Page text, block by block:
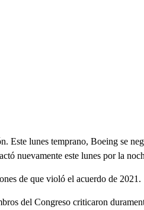
Este lunes temprano, Boeing se
nuevamente este lunes por la
de que violó el acuerdo de 2021.
del Congreso criticaron